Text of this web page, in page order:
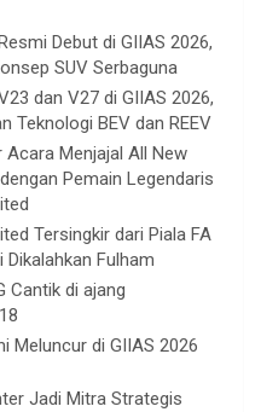
Debut di GIIAS 2026,
SUV Serbaguna
dan V27 di GIIAS 2026,
Teknologi BEV dan REEV
Acara Menjajal All New
Pemain Legendaris
Tersingkir dari Piala FA
Fulham
Cantik di ajang
Meluncur di GIIAS 2026
Jadi Mitra Strategis